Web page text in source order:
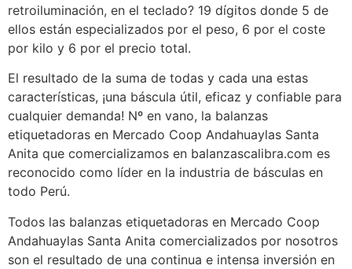
retroiluminación, en el teclado? 19 dígitos donde 5 de
ellos están especializados por el peso, 6 por el coste
por kilo y 6 por el precio total.
El resultado de la suma de todas y cada una estas
características, ¡una báscula útil, eficaz y confiable para
cualquier demanda! Nº en vano, la balanzas
etiquetadoras en Mercado Coop Andahuaylas Santa
Anita que comercializamos en balanzascalibra.com es
reconocido como líder en la industria de básculas en
todo Perú.
Todos las balanzas etiquetadoras en Mercado Coop
Andahuaylas Santa Anita comercializados por nosotros
son el resultado de una continua e intensa inversión en